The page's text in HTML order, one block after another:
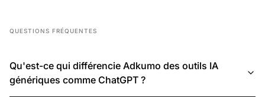
QUESTIONS FRÉQUENTES
Qu'est-ce qui différencie Adkumo des outils IA
génériques comme ChatGPT ?